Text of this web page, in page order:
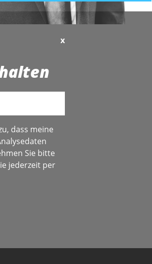
Rahmenbedingungen
Aber welche? Ein schmaler
x
dass meine
Sie bitte
jederzeit per